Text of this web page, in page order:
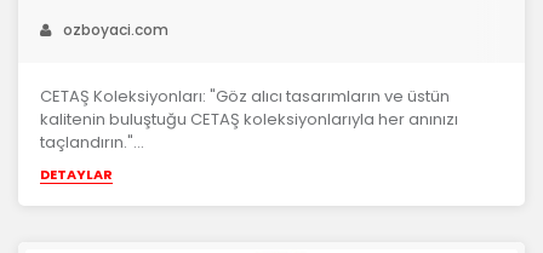
ozboyaci.com
CETAŞ Koleksiyonları: "Göz alıcı tasarımların ve üstün
kalitenin buluştuğu CETAŞ koleksiyonlarıyla her anınızı
taçlandırın."...
DETAYLAR